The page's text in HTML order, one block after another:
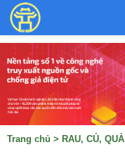
Trang chủ > RAU, CỦ, QUẢ